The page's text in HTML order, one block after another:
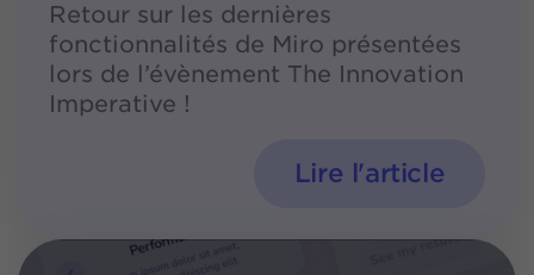
Retour sur les dernières
fonctionnalités de Miro présentées
lors de l’évènement The Innovation
Imperative !
Lire l'article